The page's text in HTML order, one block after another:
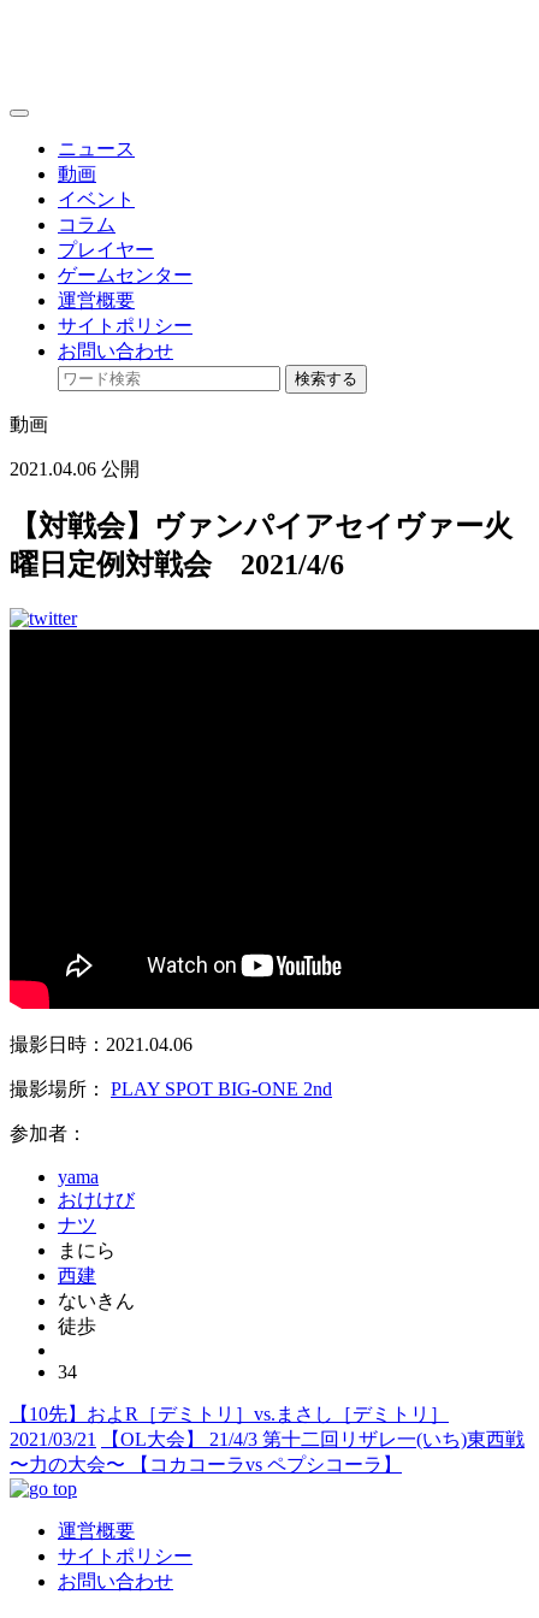
toggle
ニュース
動画
イベント
コラム
プレイヤー
ゲームセンター
運営概要
サイトポリシー
お問い合わせ
検索する
動画
2021.04.06 公開
【対戦会】ヴァンパイアセイヴァー火
曜日定例対戦会 2021/4/6
撮影日時：2021.04.06
撮影場所： PLAY SPOT BIG-ONE 2nd
参加者：
yama
おけけび
ナツ
まにら
西建
ないきん
徒歩
34
【10先】およR［デミトリ］vs.まさし［デミトリ］
2021/03/21
【OL大会】 21/4/3 第十二回リザレ一(いち)東西戦
〜力の大会〜 【コカコーラvs ペプシコーラ】
運営概要
サイトポリシー
お問い合わせ